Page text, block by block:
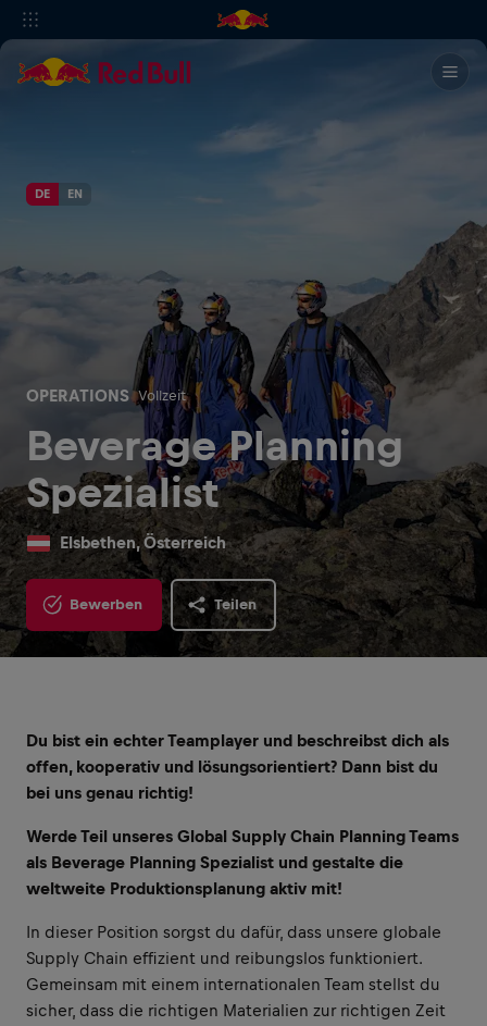
DE EN
OPERATIONS Vollzeit
Beverage Planning
Spezialist
Elsbethen, Österreich
Bewerben Teilen
Du bist ein echter Teamplayer und beschreibst dich als
offen, kooperativ und lösungsorientiert? Dann bist du
bei uns genau richtig!
Werde Teil unseres Global Supply Chain Planning Teams
als Beverage Planning Spezialist und gestalte die
weltweite Produktionsplanung aktiv mit!
In dieser Position sorgst du dafür, dass unsere globale
Supply Chain effizient und reibungslos funktioniert.
Gemeinsam mit einem internationalen Team stellst du
sicher, dass die richtigen Materialien zur richtigen Zeit